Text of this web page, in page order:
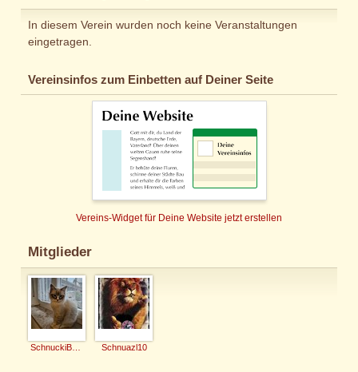
In diesem Verein wurden noch keine Veranstaltungen
eingetragen.
Vereinsinfos zum Einbetten auf Deiner Seite
Vereins-Widget für Deine Website jetzt erstellen
Mitglieder
Schnuazl10